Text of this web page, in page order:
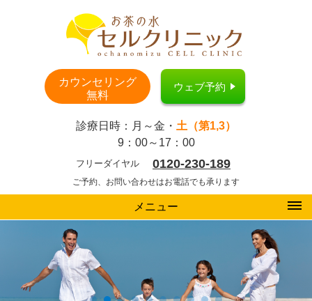
カウンセリング
無料
ウェブ予約
診療日時：月～金・ 土（第1,3）
9：00～17：00
フリーダイヤル 0120-230-189
ご予約、お問い合わせはお電話でも承ります
メニュー